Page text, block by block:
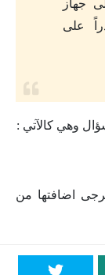
جهاز
على
وهي كالآتي :
اضافتها من